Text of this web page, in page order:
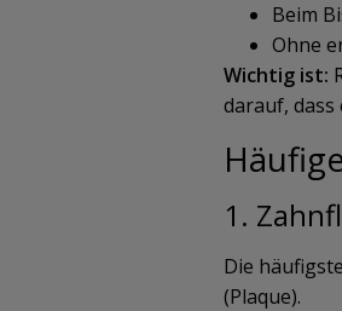
Beim
Ohne
Wichtig ist:
darauf, dass
1.
Die
(Plaque).